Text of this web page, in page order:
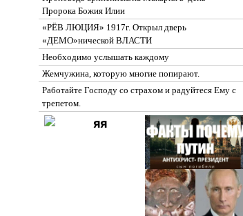
Пророка Божия Илии
«РЁВ ЛЮЦИЯ» 1917г. Открыл дверь
«ДЕМО»нической ВЛАСТИ
Необходимо услышать каждому
Жемчужина, которую многие попирают.
Работайте Господу со страхом и радуйтеся Ему с
трепетом.